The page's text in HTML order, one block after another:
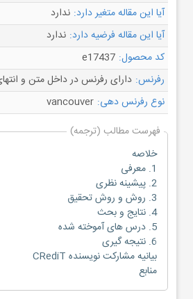
آیا این مقاله متغیر دارد: ندارد
آیا این مقاله فرضیه دارد: ندارد
کد محصول: e17437
رفرنس: دارای رفرنس در داخل متن و
نوع رفرنس دهی: vancouver
فهرست مطالب (ترجمه)
خلاصه
1. معرفی
2. پیشینه نظری
3. روش و روش تحقیق
4. نتایج و بحث
5. درس های آموخته شده
6. نتیجه گیری
بیانیه مشارکت نویسنده CRediT
منابع